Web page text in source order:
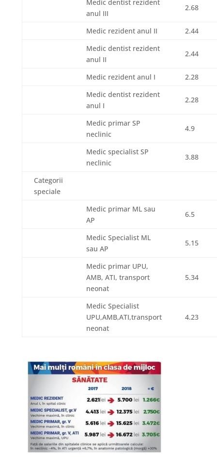
Medic dentist rezident
anul III
2.68
Medic rezident anul II
2.44
Medic dentist rezident
anul II
2.44
Medic rezident anul I
2.28
Medic dentist rezident
anul I
2.28
Medic primar SP
neclinic
4.9
Medic specialist SP
neclinic
3.88
Categorii
speciale
Medic primar ML sau
AP
6.5
Medic Specialist ML
sau AP
5.15
Medic primar UPU,
AMB, ATI, transport
neonat
5.34
Medic Specialist
UPU,AMB,ATI,transport
neonat
4.23